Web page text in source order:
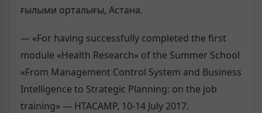
ғылыми орталығы, Астана.
— «For having successfully completed the first
module «Health Research» of the Summer School
«From Management Control System and Business
Intelligence to Strategic Planning: on the job
training» — HTACAMP, 10-14 July 2017.